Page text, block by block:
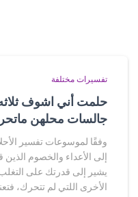
تفسيرات مختلفة
حلمت أني اشوف ثلاثه
جالسات محلهن
وفقًا لموسوعات تفسير
إلى الأعداء والخصوم الذين
يشير إلى قدرتك على التغلب
الأخرى اللتي لم تتحرك،